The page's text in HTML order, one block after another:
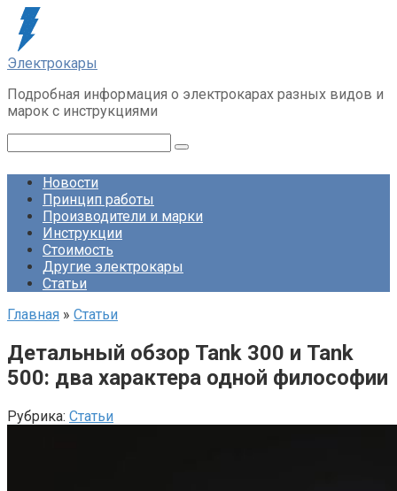
Перейти
контенту
Электрокары
Подробная информация о электрокарах разных видов и
марок с инструкциями
Новости
Принцип работы
Производители и марки
Инструкции
Стоимость
Другие электрокары
Статьи
Главная » Статьи
Детальный обзор Tank 300 и Tank
500: два характера одной философии
Рубрика: Статьи